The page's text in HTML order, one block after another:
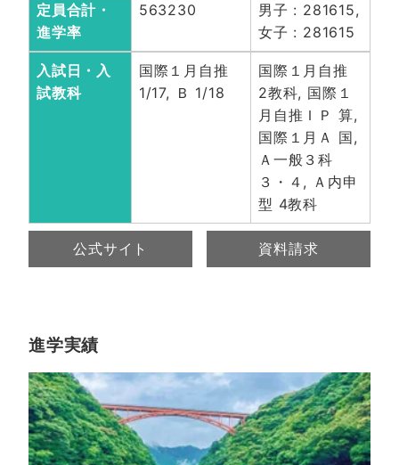
定員合計・
進学率
563230
男子 : 281615,
女子 : 281615
入試日・入
試教科
国際１月自推
1/17, Ｂ 1/18
国際１月自推
2教科, 国際１
月自推ＩＰ 算,
国際１月Ａ 国,
Ａ一般３科
３・４, Ａ内申
型 4教科
公式サイト 資料請求
進学実績